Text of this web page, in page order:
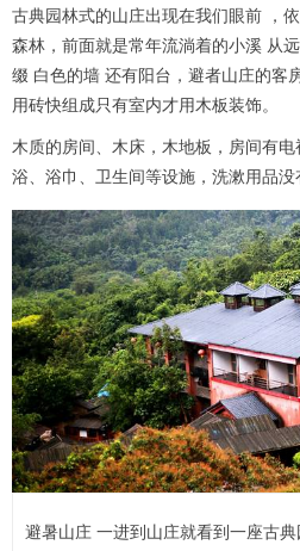
古典园林式的山庄出现在我们眼前 ，
森林，前面就是常年流淌着的小溪 从
缀 白色的墙 还有阳台，避者山庄的客
用砖快组成只有室内才用木板装饰。
木质的房间、木床，木地板，房间有
浴、浴巾、卫生间等设施，洗漱用品
避暑山庄 一进到山庄就看到一座古